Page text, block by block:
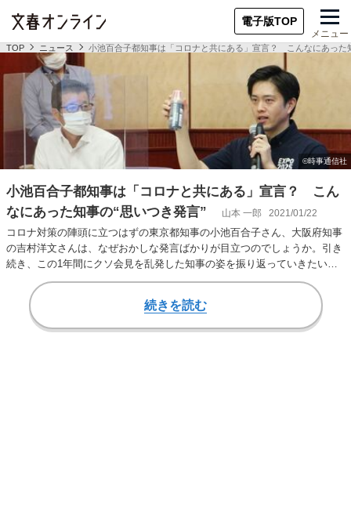
電子版TOP
メニュー
TOP ニュース 小池百合子都知事は「コロナと共にある」宣言？ こんなにあった
小池百合子都知事は「コロナと共にある」宣言？ こん
なにあった知事の“思いつき発言”
山本 一郎 2021/01/22
コロナ対策の陣頭に立つはずの東京都知事の小池百合子さん、大阪府知事
の吉村洋文さんは、なぜおかしな発言ばかりが目立つのでしょうか。引き
続き、この1年間にクソ会見を乱発した知事の姿を振り返っていきたいと
思います。（全2…
続きを読む